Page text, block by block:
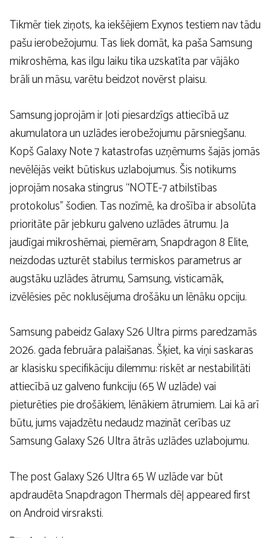
Tikmēr tiek ziņots, ka iekšējiem Exynos testiem nav tādu
pašu ierobežojumu. Tas liek domāt, ka paša Samsung
mikroshēma, kas ilgu laiku tika uzskatīta par vājāko
brāli un māsu, varētu beidzot novērst plaisu.
Samsung joprojām ir ļoti piesardzīgs attiecībā uz
akumulatora un uzlādes ierobežojumu pārsniegšanu.
Kopš Galaxy Note 7 katastrofas uzņēmums šajās jomās
nevēlējās veikt būtiskus uzlabojumus. Šis notikums
joprojām nosaka stingrus “NOTE-7 atbilstības
protokolus” šodien. Tas nozīmē, ka drošība ir absolūta
prioritāte pār jebkuru galveno uzlādes ātrumu. Ja
jaudīgai mikroshēmai, piemēram, Snapdragon 8 Elite,
neizdodas uzturēt stabilus termiskos parametrus ar
augstāku uzlādes ātrumu, Samsung, visticamāk,
izvēlēsies pēc noklusējuma drošāku un lēnāku opciju.
Samsung pabeidz Galaxy S26 Ultra pirms paredzamās
2026. gada februāra palaišanas. Šķiet, ka viņi saskaras
ar klasisku specifikāciju dilemmu: riskēt ar nestabilitāti
attiecībā uz galveno funkciju (65 W uzlāde) vai
pieturēties pie drošākiem, lēnākiem ātrumiem. Lai kā arī
būtu, jums vajadzētu nedaudz mazināt cerības uz
Samsung Galaxy S26 Ultra ātrās uzlādes uzlabojumu.
The post Galaxy S26 Ultra 65 W uzlāde var būt
apdraudēta Snapdragon Thermals dēļ appeared first
on Android virsraksti.